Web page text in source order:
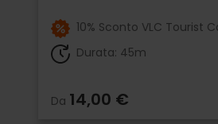
10% Sconto VLC Tourist
Durata: 45m
Da 14,00 €